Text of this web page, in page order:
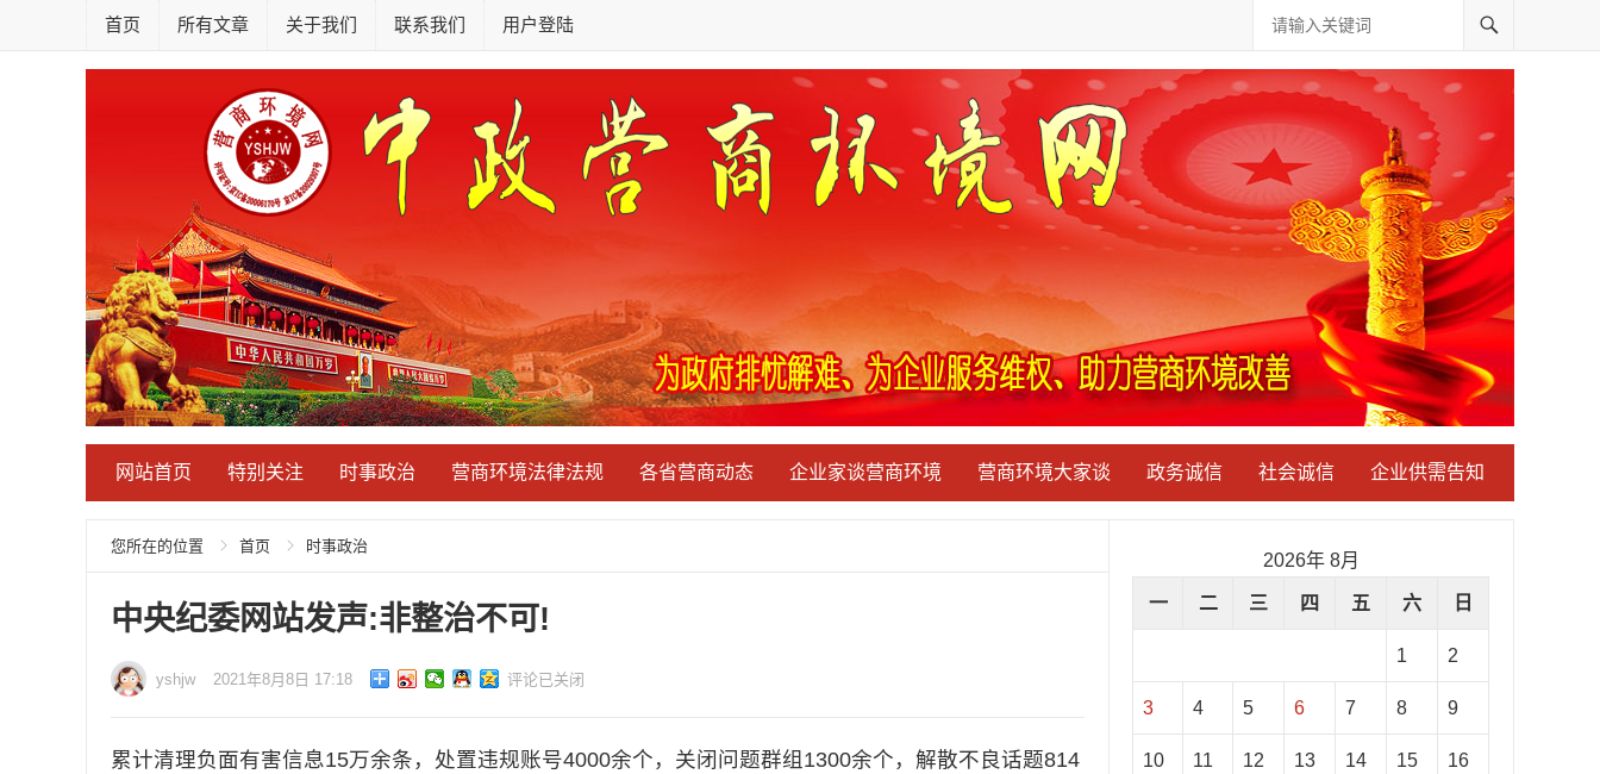
首页 所有文章 关于我们 联系我们 用户登陆
网站首页 特别关注 时事政治 营商环境法律法规 各省营商动态 企业家谈营商环境 营商环境大家谈 政务诚信 社会诚信 企业供需告知
您所在的位置 首页 时事政治
中央纪委网站发声:非整治不可!
yshjw 2021年8月8日 17:18 评论已关闭
累计清理负面有害信息15万余条，处置违规账号4000余个，关闭问题群组1300余个，解散不良话题814
2026年 8月
一 二 三 四 五 六 日
1 2
3 4 5 6 7 8 9
10 11 12 13 14 15 16